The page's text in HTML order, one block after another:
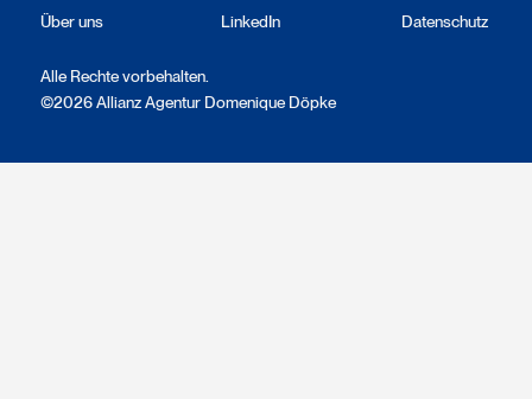
Über uns LinkedIn Datenschutz
©2026 Allianz Agentur Domenique Döpke
Alle Rechte vorbehalten.